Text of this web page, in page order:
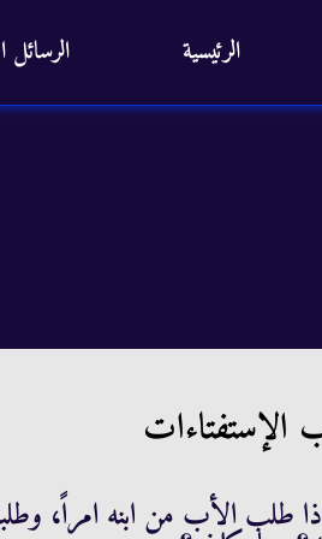
الرئيسية الرسائل
الإستفتاءات
طلب الأب من ابنه امراً،